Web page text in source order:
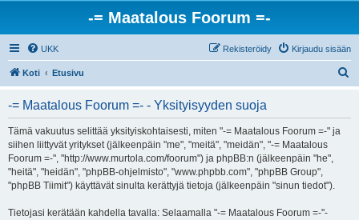
-= Maatalous Foorum =-
UKK Kirjaudu sisään
Rekisteröidy
Koti Etusivu
-= Maatalous Foorum =- - Yksityisyyden suoja
Tämä vakuutus selittää yksityiskohtaisesti, miten "-= Maatalous Foorum =-" ja
siihen liittyvät yritykset (jälkeenpäin "me", "meitä", "meidän", "-= Maatalous
Foorum =-", "http://www.murtola.com/foorum") ja phpBB:n (jälkeenpäin "he",
"heitä", "heidän", "phpBB-ohjelmisto", "www.phpbb.com", "phpBB Group",
"phpBB Tiimit") käyttävät sinulta kerättyjä tietoja (jälkeenpäin "sinun tiedot").
Tietojasi kerätään kahdella tavalla: Selaamalla "-= Maatalous Foorum =-"-